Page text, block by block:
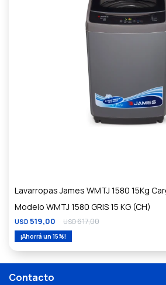
Lavarropas James WMTJ 1580 15Kg
Modelo WMTJ 1580 GRIS 15 KG (CH)
USD 519,00 USD617,00
15
Contacto